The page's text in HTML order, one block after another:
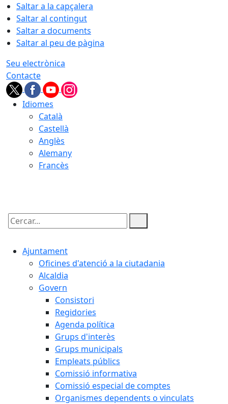
Saltar a la capçalera
Saltar al contingut
Saltar a documents
Saltar al peu de pàgina
Seu electrònica
Contacte
Idiomes
Català
Castellà
Anglès
Alemany
Francès
Cercar:
Ajuntament
Oficines d'atenció a la ciutadania
Alcaldia
Govern
Consistori
Regidories
Agenda política
Grups d'interès
Grups municipals
Empleats públics
Comissió informativa
Comissió especial de comptes
Organismes dependents o vinculats